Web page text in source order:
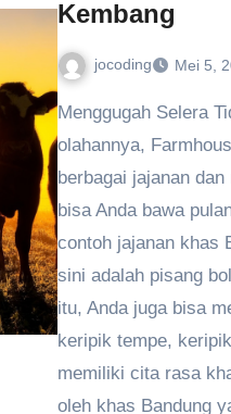
Kembang
jocoding Mei 5,
Menggugah Selera
olahannya,
berbagai jajanan
bisa Anda bawa
contoh jajanan khas
sini adalah pisang
itu, Anda juga bisa
keripik tempe,
memiliki cita rasa
oleh khas Bandung